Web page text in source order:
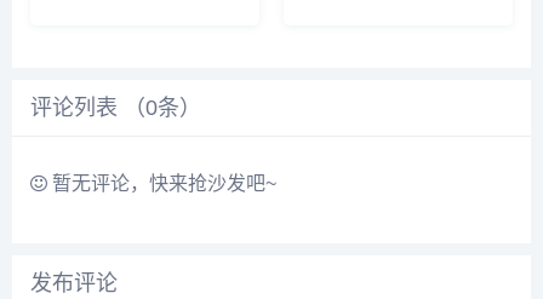
问：“哎，那个很火的AI，手...
评论列表 （0条）
暂无评论，快来抢沙发吧~
发布评论